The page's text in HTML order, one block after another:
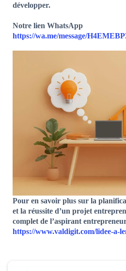
développer.
Notre lien WhatsApp
https://wa.me/message/
Pour en savoir plus sur la
et la réussite d’un projet
complet de l’aspirant
https://www.valdigit.com/lidee-a-